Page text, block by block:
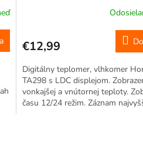
€12,99
Digitálny teplomer, vlhkomer
TA298 s LDC displejom.
vonkajšej a vnútornej teploty.
času 12/24 režim. Záznam